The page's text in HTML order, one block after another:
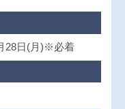
28日(月)※必着